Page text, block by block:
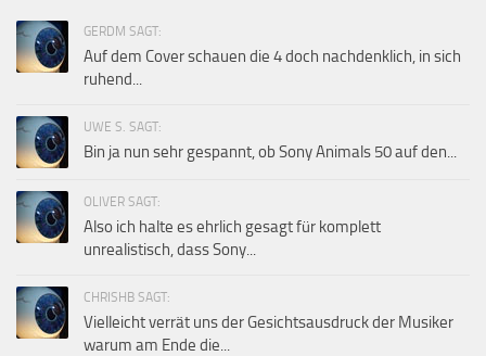
GERDM SAGT:
Auf dem Cover schauen die 4 doch nachdenklich, in sich
ruhend...
UWE S. SAGT:
Bin ja nun sehr gespannt, ob Sony Animals 50 auf den...
OLIVER SAGT:
Also ich halte es ehrlich gesagt für komplett
unrealistisch, dass Sony...
CHRISHB SAGT:
Vielleicht verrät uns der Gesichtsausdruck der Musiker
warum am Ende die...